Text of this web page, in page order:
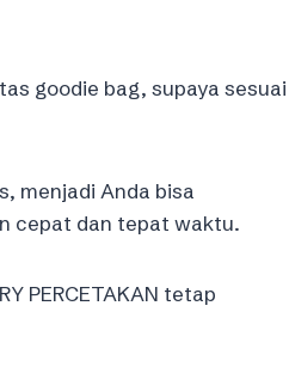
goodie bag, supaya sesuai
menjadi Anda bisa
cepat dan tepat waktu.
PERCETAKAN tetap